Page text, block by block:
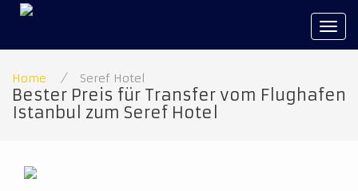
Home / Seref Hotel
Bester Preis für Transfer vom Flughafen
Istanbul zum Seref Hotel